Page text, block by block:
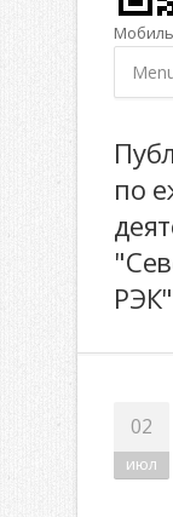
по
РЭК"
02
июл